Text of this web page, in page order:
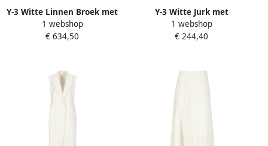
Y-3 Witte Linnen Broek met
Koord White Dames
1 webshop
€ 634,50
Y-3 Witte Jurk met
Knoopsluiting en Borstzak
White Dames
1 webshop
€ 244,40